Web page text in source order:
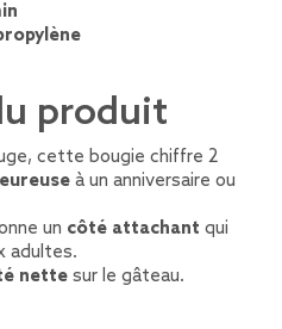
produit
cette bougie chiffre 2
à un anniversaire ou
un côté attachant qui
adultes.
nette sur le gâteau.